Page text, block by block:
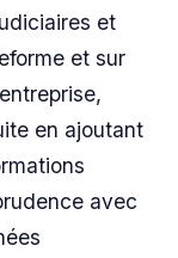
et
et sur
en ajoutant
avec